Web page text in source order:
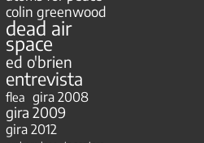
colin greenwood
dead air
space
ed o'brien
entrevista
flea gira 2008
gira 2009
gira 2012